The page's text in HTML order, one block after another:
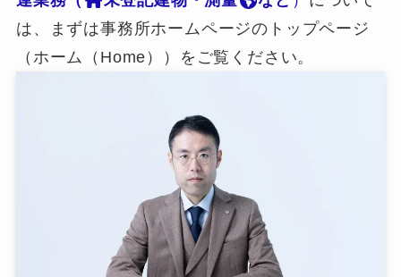
は、まずは事務所ホームページのトップページ
（ホーム（Home））をご覧ください。